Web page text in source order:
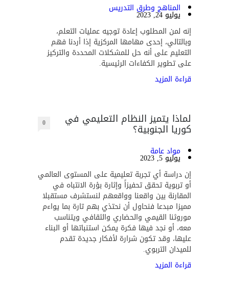
المناهج وطرق التدريس
يوليو 24, 2023
إنه لمن المطلوب إعادة توجيه عمليات التعلم،
وبالتالي، إحدى مهامها المركزية إذا أردنا فهم
التعليم على أنه حل للمشكلات المحددة والتركيز
على تطوير الكفاءات الرئيسية.
قراءة المزيد
لماذا يتميز النظام التعليمي في
كوريا الجنوبية؟ 0
مواد عامة
يوليو 5, 2023
إن دراسة أي تجربة تعليمية على المستوى العالمي
أو تربوية تحقق تحفيزاً وإثارة بؤرة الانتباه في
المقارنة بين واقعنا وواقعهم لنستشرف مستقبلا
مميزا مبدعا فنحاول أن نحتذي بهم تارة بما يواءم
موروثنا القيمي والحضاري والثقافي ويتناسب
معه، أو نجد فيها فكرة يمكن استنباتها أو البناء
عليها، وقد تكون شرارة لأفكار جديدة تقدم
للميدان التربوي.
قراءة المزيد